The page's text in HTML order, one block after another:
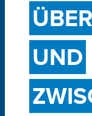
UND